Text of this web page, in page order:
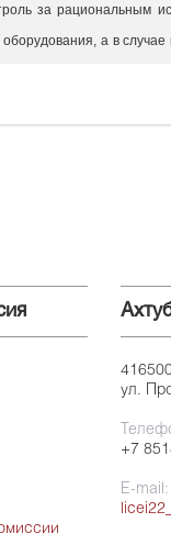
за рациональным
а в
ул.
+7
E-mail: